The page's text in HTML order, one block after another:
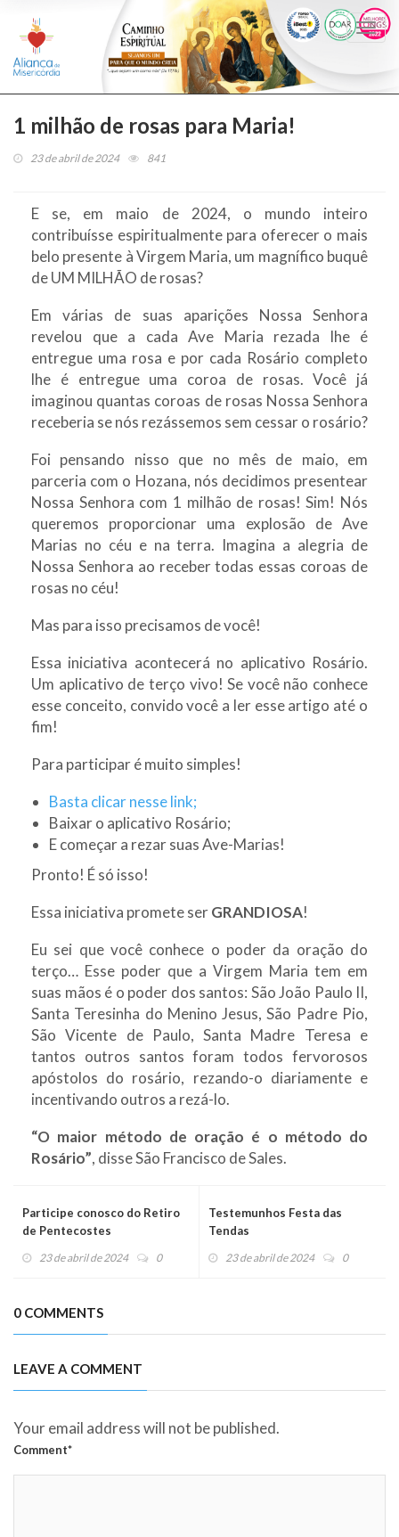
1 milhão de rosas para Maria!
23 de abril de 2024 841
E se, em maio de 2024, o mundo inteiro
contribuísse espiritualmente para oferecer o mais
belo presente à Virgem Maria, um magnífico buquê
de UM MILHÃO de rosas?
Em várias de suas aparições Nossa Senhora
revelou que a cada Ave Maria rezada lhe é
entregue uma rosa e por cada Rosário completo
lhe é entregue uma coroa de rosas. Você já
imaginou quantas coroas de rosas Nossa Senhora
receberia se nós rezássemos sem cessar o rosário?
Foi pensando nisso que no mês de maio, em
parceria com o Hozana, nós decidimos presentear
Nossa Senhora com 1 milhão de rosas! Sim! Nós
queremos proporcionar uma explosão de Ave
Marias no céu e na terra. Imagina a alegria de
Nossa Senhora ao receber todas essas coroas de
rosas no céu!
Mas para isso precisamos de você!
Essa iniciativa acontecerá no aplicativo Rosário.
Um aplicativo de terço vivo! Se você não conhece
esse conceito, convido você a ler esse artigo até o
fim!
Para participar é muito simples!
Basta clicar nesse link;
Baixar o aplicativo Rosário;
E começar a rezar suas Ave-Marias!
Pronto! É só isso!
Essa iniciativa promete serGRANDIOSA!
Eu sei que você conhece o poder da oração do
terço… Esse poder que a Virgem Maria tem em
suas mãos é o poder dos santos: São João Paulo II,
Santa Teresinha do Menino Jesus, São Padre Pio,
São Vicente de Paulo, Santa Madre Teresa e
tantos outros santos foram todos fervorosos
apóstolos do rosário, rezando-o diariamente e
incentivando outros a rezá-lo.
“O maior método de oração é o método do
Rosário”, disse São Francisco de Sales.
Participe conosco do Retiro
de Pentecostes
23 de abril de 2024 0
Testemunhos Festa das
Tendas
23 de abril de 2024 0
0 COMMENTS
LEAVE A COMMENT
Your email address will not be published.
Comment*